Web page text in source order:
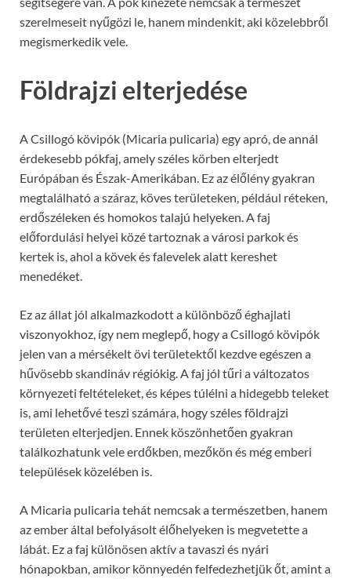
szerelmeseit nyűgözi le, hanem mindenkit, aki közelebbről
megismerkedik vele.
Földrajzi elterjedése
A Csillogó kövipók (Micaria pulicaria) egy apró, de annál
érdekesebb pókfaj, amely széles körben elterjedt
Európában és Észak-Amerikában. Ez az élőlény gyakran
megtalálható a száraz, köves területeken, például réteken,
erdőszéleken és homokos talajú helyeken. A faj
előfordulási helyei közé tartoznak a városi parkok és
kertek is, ahol a kövek és falevelek alatt kereshet
menedéket.
Ez az állat jól alkalmazkodott a különböző éghajlati
viszonyokhoz, így nem meglepő, hogy a Csillogó kövipók
jelen van a mérsékelt övi területektől kezdve egészen a
hűvösebb skandináv régiókig. A faj jól tűri a változatos
környezeti feltételeket, és képes túlélni a hidegebb teleket
is, ami lehetővé teszi számára, hogy széles földrajzi
területen elterjedjen. Ennek köszönhetően gyakran
találkozhatunk vele erdőkben, mezőkön és még emberi
települések közelében is.
A Micaria pulicaria tehát nemcsak a természetben, hanem
az ember által befolyásolt élőhelyeken is megvetette a
lábát. Ez a faj különösen aktív a tavaszi és nyári
hónapokban, amikor könnyedén felfedezhetjük őt, amint a